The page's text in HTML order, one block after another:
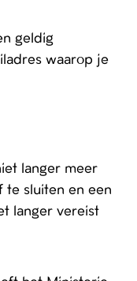
geldig
waarop je
langer meer
te sluiten en een
langer vereist